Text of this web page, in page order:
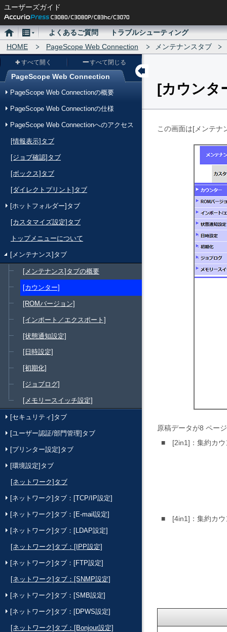
ユーザーズガイド
ホ
ー
メ
ニ
ュ
ー
よくあるご質問
トラブルシューティング
HOME
PageScope Web Connection メンテナンスタブ
メ
ー
PageScope Web Connection
すべて開く すべて閉じる
PageScope Web Connectionの概要
PageScope Web Connectionの仕様
PageScope Web Connectionへのアクセス
[情報表示]タブ
[ジョブ確認]タブ
[ボックス]タブ
[ダイレクトプリント]タブ
[ホットフォルダー]タブ
[カスタマイズ設定]タブ
トップメニューについて
[メンテナンス]タブ
[メンテナンス]タブの概要
[カウンター]
[ROMバージョン]
[インポート／エクスポート]
[状態通知設定]
[日時設定]
[初期化]
[ジョブログ]
[メモリースイッチ設定]
[セキュリティ]タブ
[ユーザー認証/部門管理]タブ
[プリンター設定]タブ
[環境設定]タブ
[ネットワーク]タブ
[ネットワーク]タブ：[TCP/IP設定]
[ネットワーク]タブ：[E-mail設定]
[ネットワーク]タブ：[LDAP設定]
[ネットワーク]タブ：[IPP設定]
[ネットワーク]タブ：[FTP設定]
[ネットワーク]タブ：[SNMP設定]
[ネットワーク]タブ：[SMB設定]
[ネットワーク]タブ：[DPWS設定]
[ネットワーク]タブ：[Bonjour設定]
カウンタ
この画面は メンテナ
原稿データが8 ペー
2in1
：集約カ
4in1 ：集約カ